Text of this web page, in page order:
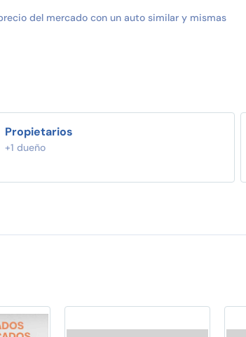
del mercado con un auto similar y mismas
Propietarios
+1 dueño